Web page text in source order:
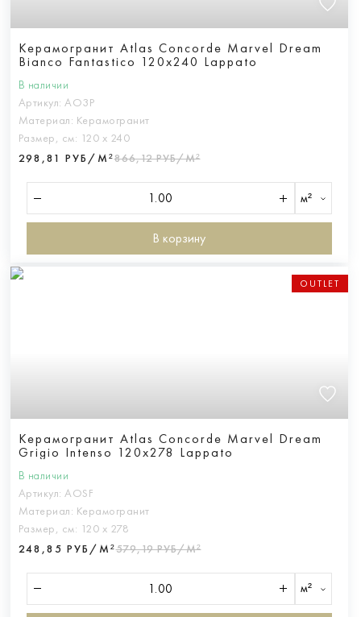
Керамогранит Atlas Concorde Marvel Dream
Bianco Fantastico 120x240 Lappato
В наличии
Артикул: AO3P
Материал: Керамогранит
Размер, см: 120 х 240
298,81 РУБ/М²866,12 РУБ/М²
м²
В корзину
OUTLET
Керамогранит Atlas Concorde Marvel Dream
Grigio Intenso 120x278 Lappato
В наличии
Артикул: AOSF
Материал: Керамогранит
Размер, см: 120 х 278
248,85 РУБ/М²579,19 РУБ/М²
м²